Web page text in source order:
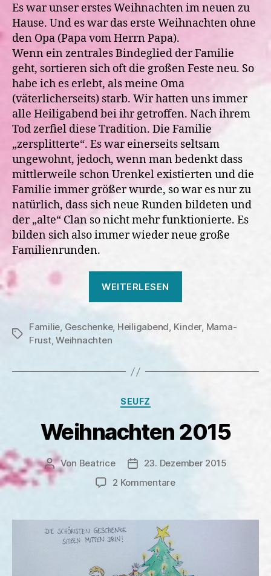
Es war unser erstes Weihnachten im neuen zu
Hause. Und es war das erste Weihnachten ohne
den Opa (Papa vom Herrn Papa).
Wenn ein zentrales Bindeglied der Familie
geht, sortieren sich oft die großen Feste neu. So
habe ich es erlebt, als meine Oma
(väterlicherseits) starb. Wir hatten uns immer
alle Heiligabend bei ihr getroffen. Nach ihrem
Tod zerfiel diese Tradition. Die Familie
„zersplitterte“. Es war einerseits seltsam
ungewohnt, jedoch, wenn man bedenkt dass
mittlerweile schon Urenkel existierten und die
Familie immer größer wurde, so war es nur zu
natürlich, dass sich neue Runden bildeten und
der „alte“ Clan so nicht mehr funktionierte. Es
bilden sich also immer wieder neue große
Familienrunden.
WEITERLESEN
2015“
Schlagwörter
Familie, Geschenke, Heiligabend, Kinder, Mama-
Frust,Weihnachten
Kategorien
SEUFZ
Weihnachten 2015
Beitragsautor
Von Beatrice Veröffentlichungsdatum
23. Dezember 2015
2 Kommentarezu